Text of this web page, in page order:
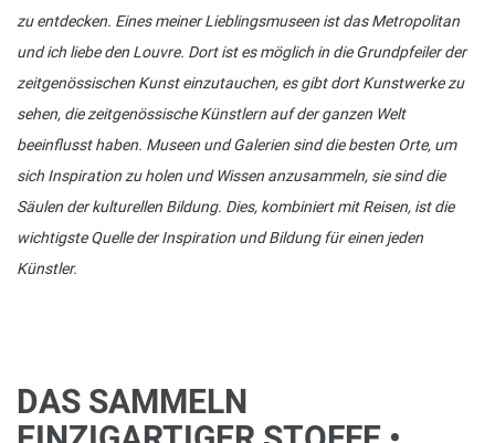
zu entdecken. Eines meiner Lieblingsmuseen ist das Metropolitan
und ich liebe den Louvre. Dort ist es möglich in die Grundpfeiler der
zeitgenössischen Kunst einzutauchen, es gibt dort Kunstwerke zu
sehen, die zeitgenössische Künstlern auf der ganzen Welt
beeinflusst haben. Museen und Galerien sind die besten Orte, um
sich Inspiration zu holen und Wissen anzusammeln, sie sind die
Säulen der kulturellen Bildung. Dies, kombiniert mit Reisen, ist die
wichtigste Quelle der Inspiration und Bildung für einen jeden
Künstler.
DAS SAMMELN